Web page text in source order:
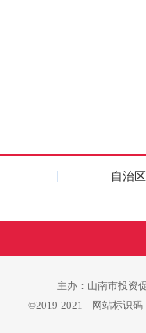
自治
主办：山南市投资
©2019-2021 网站标识